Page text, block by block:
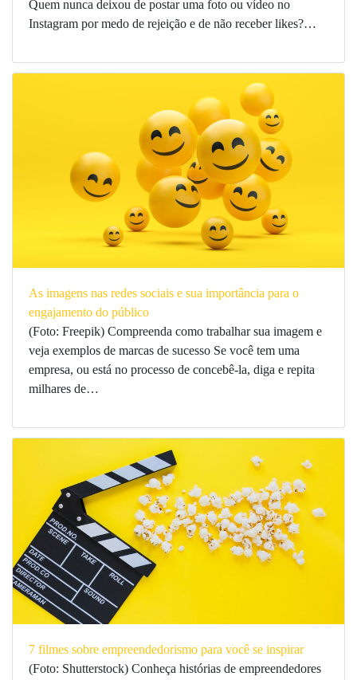
Quem nunca deixou de postar uma foto ou vídeo no
Instagram por medo de rejeição e de não receber likes?…
As imagens nas redes sociais e sua importância para o
engajamento do público
(Foto: Freepik) Compreenda como trabalhar sua imagem e
veja exemplos de marcas de sucesso Se você tem uma
empresa, ou está no processo de concebê-la, diga e repita
milhares de…
7 filmes sobre empreendedorismo para você se inspirar
(Foto: Shutterstock) Conheça histórias de empreendedores